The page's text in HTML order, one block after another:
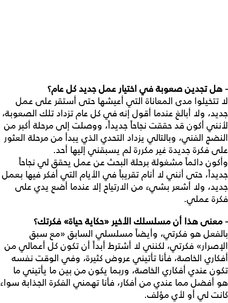
- هل تجدين صعوبة في اختيار عمل جديد كل عام؟
لا تتخيلوا مدى المعاناة التي أعيشها حتى أستقر على عمل
جديد، ولا أبالغ عندما أقول إنه في كل عام تزداد تلك الصعوبة،
لأنني أكون قد حققت نجاحاً جديداً، ووصلت إلى مرحلة أكبر من
النضج الفني، وبالتالي يزداد التحدي الذي يبدأ من مرحلة العثور
على فكرة جديدة غير مكررة لم يسبقني إليها أحد.
وأكون دائماً مشغولة برحلة البحث عن عمل يحقق لي نجاحاً
جديداً، حتى أنني لا أنام تقريباً في الأيام التي أفكر فيها بعمل
جديد، ولا أشعر بشيء من الارتياح إلا عندما أضع يدي على
فكرة عملي.
- معنى هذا أن مسلسلك الأخير «حكاية حياة» فكرتك؟
بالفعل هو فكرتي، وأيضاً مسلسلي السابق «مع سبق
الإصرار» فكرتي، لكنني لا أشترط أبداً أن تكون كل أعمالي من
أفكاري الخاصة، فأنا تأتيني عروض كثيرة، وفي الوقت نفسه
تكون عندي أفكاري الخاصة، وربما يكون من بين ما يأتيني ما
هو أفضل مما عندي من أفكار، فأنا تهمني الفكرة الجذابة سواء
كانت لي أو لأي مؤلف.